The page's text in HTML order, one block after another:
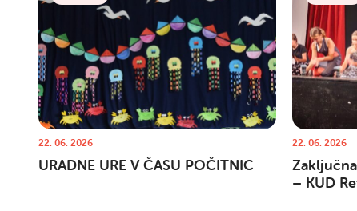
22. 06. 2026
URADNE URE V ČASU POČITNIC
22. 06. 2026
– KUD